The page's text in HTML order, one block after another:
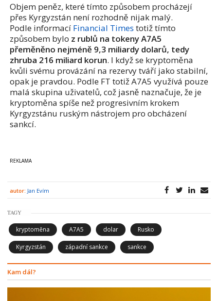
Objem peněz, které tímto způsobem procházejí
přes Kyrgyzstán není rozhodně nijak malý.
Podle informací Financial Times totiž tímto
způsobem bylo z rublů na tokeny A7A5
přeměněno nejméně 9,3 miliardy dolarů, tedy
zhruba 216 miliard korun. I když se kryptoměna
kvůli svému provázání na rezervy tváří jako stabilní,
opak je pravdou. Podle FT totiž A7A5 využívá pouze
malá skupina uživatelů, což jasně naznačuje, že je
kryptoměna spíše než progresivním krokem
Kyrgyzstánu ruským nástrojem pro obcházení
sankcí.
autor: Jan Evím
TAGY
kryptoměna A7A5 dolar Rusko
Kyrgyzstán západní sankce sankce
Kam dál?